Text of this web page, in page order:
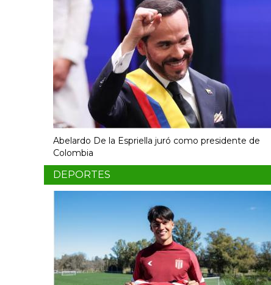
Abelardo De la Espriella juró como presidente de
Colombia
DEPORTES